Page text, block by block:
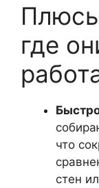
где
что
стен